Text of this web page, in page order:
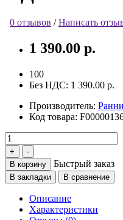
0 отзывов /Написать
1 390.00 р.
100
Без НДС: 1 390.00 р.
Производитель:
Код товара:
В корзину Быстрый заказ
В закладки В сравнение
Описание
Характеристики